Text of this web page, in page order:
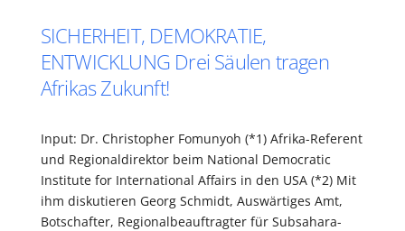
SICHERHEIT, DEMOKRATIE,
ENTWICKLUNG Drei Säulen tragen
Afrikas Zukunft!
Input: Dr. Christopher Fomunyoh (*1) Afrika-Referent
und Regionaldirektor beim National Democratic
Institute for International Affairs in den USA (*2) Mit
ihm diskutieren Georg Schmidt, Auswärtiges Amt,
Botschafter, Regionalbeauftragter für Subsahara-